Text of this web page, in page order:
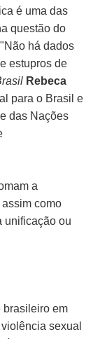
é uma das
questão do
há dados
estupros de
Rebeca
para o Brasil e
das Nações
a
como
unificação ou
brasileiro em
sexual